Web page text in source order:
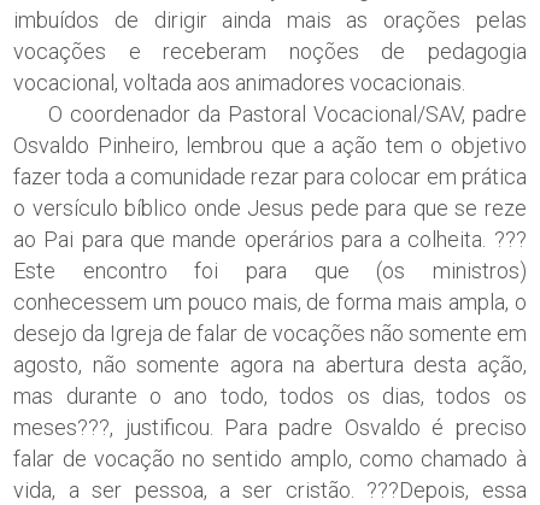
imbuídos de dirigir ainda mais as orações pelas
vocações e receberam noções de pedagogia
vocacional, voltada aos animadores vocacionais.
O coordenador da Pastoral Vocacional/SAV, padre
Osvaldo Pinheiro, lembrou que a ação tem o objetivo
fazer toda a comunidade rezar para colocar em prática
o versículo bíblico onde Jesus pede para que se reze
ao Pai para que mande operários para a colheita. ???
Este encontro foi para que (os ministros)
conhecessem um pouco mais, de forma mais ampla, o
desejo da Igreja de falar de vocações não somente em
agosto, não somente agora na abertura desta ação,
mas durante o ano todo, todos os dias, todos os
meses???, justificou. Para padre Osvaldo é preciso
falar de vocação no sentido amplo, como chamado à
vida, a ser pessoa, a ser cristão. ???Depois, essa